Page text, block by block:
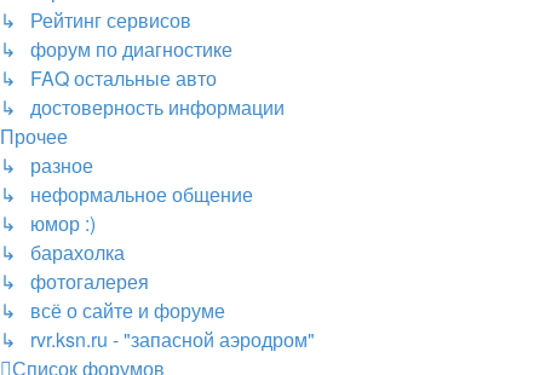
↳ Рейтинг сервисов
↳ форум по диагностике
↳ FAQ остальные авто
↳ достоверность информации
Прочее
↳ разное
↳ неформальное общение
↳ юмор :)
↳ барахолка
↳ фотогалерея
↳ всё о сайте и форуме
↳ rvr.ksn.ru - "запасной аэродром"
Список форумов